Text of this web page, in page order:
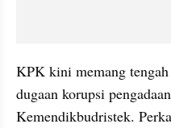
KPK kini memang
dugaan korupsi
Kemendikbudristek.